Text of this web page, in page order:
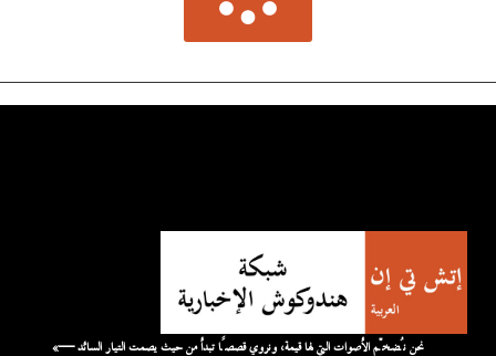
«نحن نُضخّم الأصوات التي لها قيمة، ونروي قصصًا تبدأ من حيث يصمت التيار السائد —